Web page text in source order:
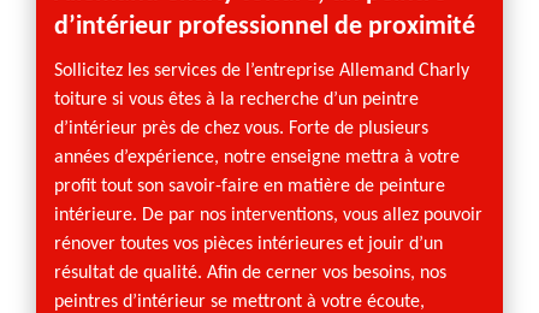
d’intérieur professionnel de proximité
Sollicitez les services de l’entreprise Allemand Charly
toiture si vous êtes à la recherche d’un peintre
d’intérieur près de chez vous. Forte de plusieurs
années d’expérience, notre enseigne mettra à votre
profit tout son savoir-faire en matière de peinture
intérieure. De par nos interventions, vous allez pouvoir
rénover toutes vos pièces intérieures et jouir d’un
résultat de qualité. Afin de cerner vos besoins, nos
peintres d’intérieur se mettront à votre écoute,